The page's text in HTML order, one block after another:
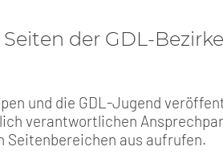
der GDL-
und die GDL-Jugend
verantwortlichen
Seitenbereichen aus aufrufen.